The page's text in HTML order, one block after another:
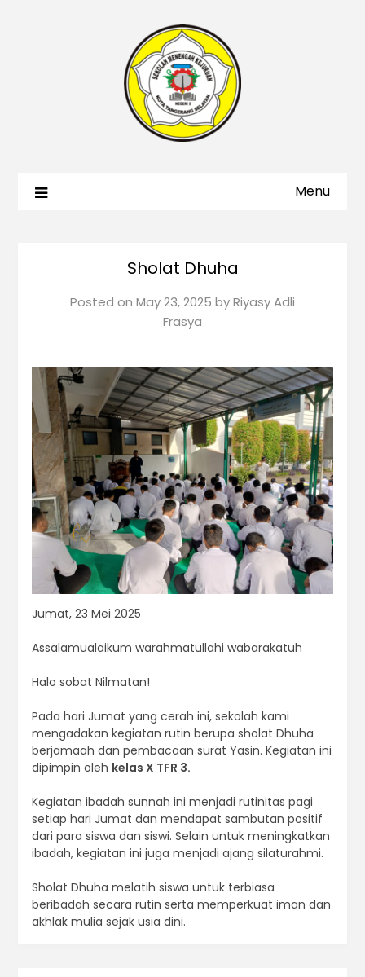
Menu
Sholat Dhuha
Posted on May 23, 2025 byRiyasy Adli
Frasya
Jumat, 23 Mei 2025
Assalamualaikum warahmatullahi wabarakatuh
Halo sobat Nilmatan!
Pada hari Jumat yang cerah ini, sekolah kami
mengadakan kegiatan rutin berupa sholat Dhuha
berjamaah dan pembacaan surat Yasin. Kegiatan ini
dipimpin oleh kelas X TFR 3.
Kegiatan ibadah sunnah ini menjadi rutinitas pagi
setiap hari Jumat dan mendapat sambutan positif
dari para siswa dan siswi. Selain untuk meningkatkan
ibadah, kegiatan ini juga menjadi ajang silaturahmi.
Sholat Dhuha melatih siswa untuk terbiasa
beribadah secara rutin serta memperkuat iman dan
akhlak mulia sejak usia dini.